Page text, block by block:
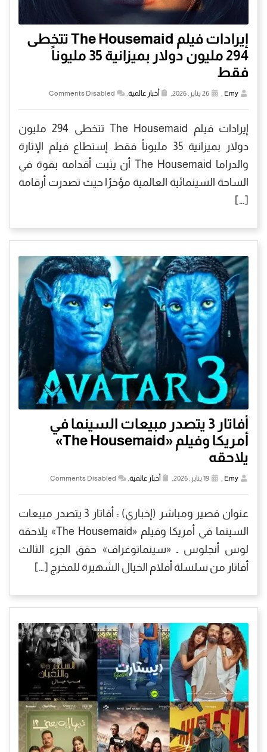
إيرادات فيلم The Housemaid تتخطى
294 مليون دولار بميزانية 35 مليوناً
فقط
Emy
, أخبار عالمية,
Comments Disabled
إيرادات فيلم The Housemaid تتخطى 294 مليون
دولار بميزانية 35 مليوناً فقط إستطاع فيلم الإثارة
والدراما The Housemaid أن يثبت أقدامه بقوة في
الساحة السينمائية العالمية مؤخرًا حيث تصدرت أرقامه
[…]
أفاتار 3 يتصدر مبيعات السينما في
أمريكا وفيلم «The Housemaid»
يلاحقه
Emy
, أخبار عالمية,
Comments Disabled
عنوان قصير ومباشر (إخباري) : أفاتار 3 يتصدر مبيعات
السينما في أمريكا وفيلم «The Housemaid» يلاحقه
لوس أنجلوس ـ «سينماتوغراف» حقق الجزء الثالث
أفاتار من سلسلة أفلام الخيال الشهيرة للمخرج […]